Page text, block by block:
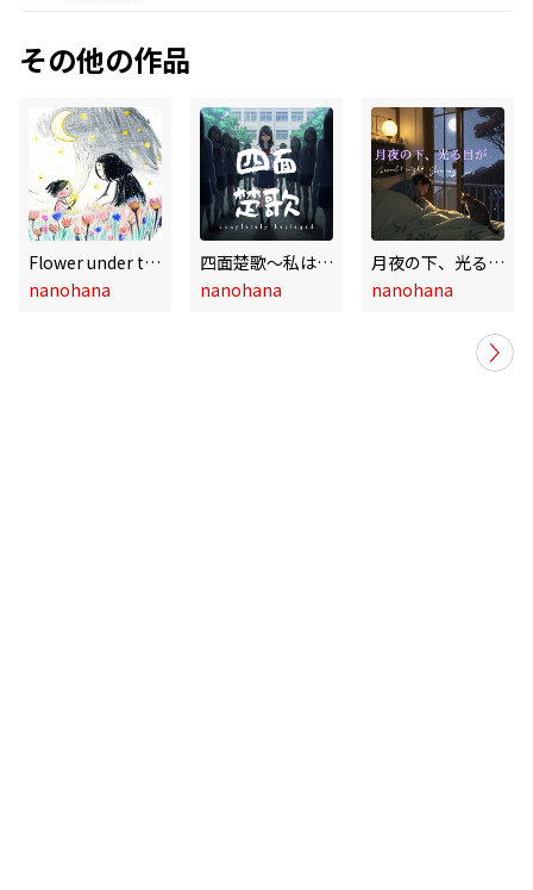
その他の作品
Flower under the Stars
nanohana
四面楚歌～私は負けない!
nanohana
月夜の下、光る目が
nanohana